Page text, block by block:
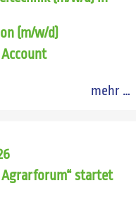
(m/w/d)
mehr …
Agrarforum“ startet